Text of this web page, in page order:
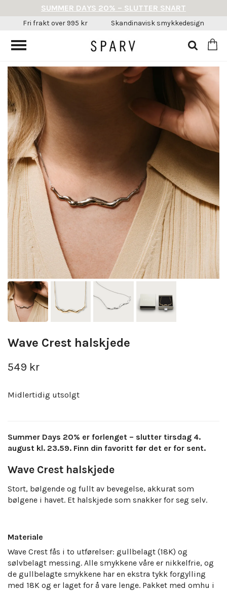
Wave Crest halskjede
549 kr
Midlertidig utsolgt
Summer Days 20% er forlenget – slutter tirsdag 4.
august kl. 23.59. Finn din favoritt før det er for sent.
Wave Crest halskjede
Stort, bølgende og fullt av bevegelse, akkurat som
bølgene i havet. Et halskjede som snakker for seg selv.
Materiale
Wave Crest fås i to utførelser: gullbelagt (18K) og
sølvbelagt messing. Alle smykkene våre er nikkelfrie, og
de gullbelagte smykkene har en ekstra tykk forgylling
med 18K og er laget for å vare lenge. Pakket med omhu i
SUMMER DAYS 20% – SLUTTER SNART
Fri frakt over 995 kr Skandinavisk smykkedesign